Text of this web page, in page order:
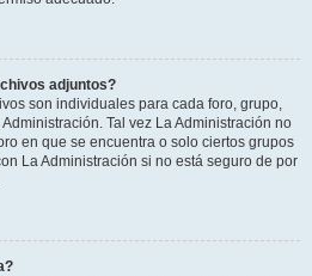
adjuntos?
son individuales para cada foro, grupo,
Tal vez La Administración no
en que se encuentra o solo ciertos grupos
La Administración si no está seguro de por